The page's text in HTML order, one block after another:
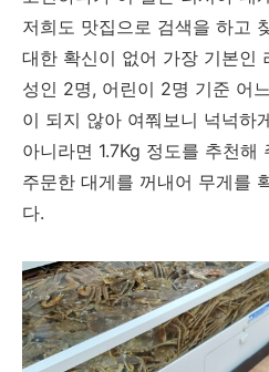
저희도 맛집으로 검색을 하고
대한 확신이 없어 가장 기본인
성인 2명, 어린이 2명 기준 어
이 되지 않아 여쭤보니 넉넉하
아니라면 1.7Kg 정도를 추천해
주문한 대게를 꺼내어 무게를
다.